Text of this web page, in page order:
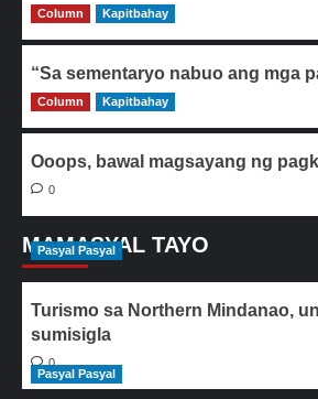
0
Column Kapitbahay
“Sa sementaryo nabuo ang mga
0
Column Kapitbahay
Ooops, bawal magsayang ng
0
MAMASYAL TAYO
Pasyal Pasyal
Turismo sa Northern Mindanao,
sumisigla
0
Pasyal Pasyal